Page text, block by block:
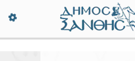
Δήμος Ξάνθης -